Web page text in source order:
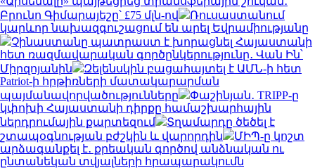
Բրունո Գիմարայեշը՝ £75 մլն-ով
Ռուսաստանում
կարևոր նախազգուշացում են արել Եվրամիությանը
Չինաստանը պատրաստ է խորացնել Հայաստանի
հետ ռազմավարական գործընկերությունը․ Վան Ին՝
Միրզոյանին
Զելենսկին բացահայտել է ԱՄՆ-ի հետ
Patriot-ի հրթիռների մատակարարման
պայմանավորվածությունները
Փաշինյան․ TRIPP-ը
կփոխի Հայաստանի դիրքը համաշխարհային
ներդրումային քարտեզում
Տղամարդը ծեծել է
շտապօգնության բժշկին և վարորդին
ՄԻՊ-ը կոշտ
արձագանքել է․ քրեական գործով անձնական ու
ընտանեկան տվյալների հրապարակումն